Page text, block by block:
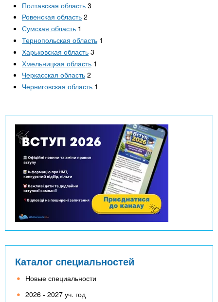
Полтавская область 3
Ровенская область 2
Сумская область 1
Тернопольская область 1
Харьковская область 3
Хмельницкая область 1
Черкасская область 2
Черниговская область 1
Каталог специальностей
Новые специальности
2026 - 2027 уч. год